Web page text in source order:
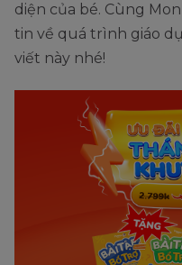
diện của bé. Cùng
tin về quá trình giáo
viết này nhé!